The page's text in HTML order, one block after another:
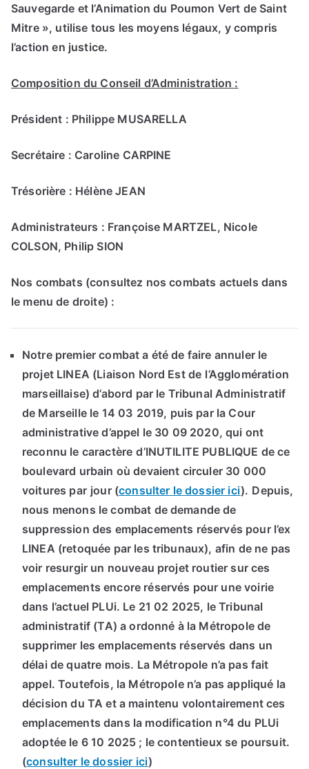
Sauvegarde et l’Animation du Poumon Vert de Saint
Mitre », utilise tous les moyens légaux, y compris
l’action en justice.
Composition du Conseil d’Administration :
Président : Philippe MUSARELLA
Secrétaire : Caroline CARPINE
Trésorière : Hélène JEAN
Administrateurs : Françoise MARTZEL, Nicole
COLSON, Philip SION
Nos combats (consultez nos combats actuels dans
le menu de droite) :
Notre premier combat a été de faire annuler le
projet LINEA (Liaison Nord Est de l’Agglomération
marseillaise) d’abord par le Tribunal Administratif
de Marseille le 14 03 2019, puis par la Cour
administrative d’appel le 30 09 2020, qui ont
reconnu le caractère d’INUTILITE PUBLIQUE de ce
boulevard urbain où devaient circuler 30 000
voitures par jour (consulter le dossier ici). Depuis,
nous menons le combat de demande de
suppression des emplacements réservés pour l’ex
LINEA (retoquée par les tribunaux), afin de ne pas
voir resurgir un nouveau projet routier sur ces
emplacements encore réservés pour une voirie
dans l’actuel PLUi. Le 21 02 2025, le Tribunal
administratif (TA) a ordonné à la Métropole de
supprimer les emplacements réservés dans un
délai de quatre mois. La Métropole n’a pas fait
appel. Toutefois, la Métropole n’a pas appliqué la
décision du TA et a maintenu volontairement ces
emplacements dans la modification n°4 du PLUi
adoptée le 6 10 2025 ; le contentieux se poursuit.
(consulter le dossier ici)